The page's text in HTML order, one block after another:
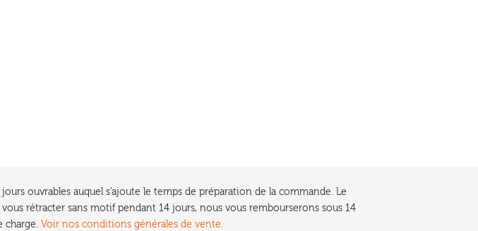
ouvrables auquel s'ajoute le temps de préparation de la commande. Le
rétracter sans motif pendant 14 jours, nous vous rembourserons sous 14
charge. Voir nos conditions générales de vente.